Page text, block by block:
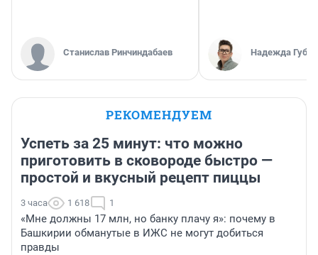
Станислав Ринчиндабаев Надежда
РЕКОМЕНДУЕМ
Успеть за 25 минут: что можно
приготовить в сковороде быстро —
простой и вкусный рецепт пиццы
3 часа 1 618 1
«Мне должны 17 млн, но банку плачу я»: почему в
Башкирии обманутые в ИЖС не могут добиться
правды